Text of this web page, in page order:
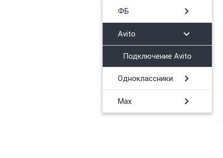
ФБ chevron_right
Avito chevron_right
Подключение Avito
Одноклассники chevron_right
Max chevron_right